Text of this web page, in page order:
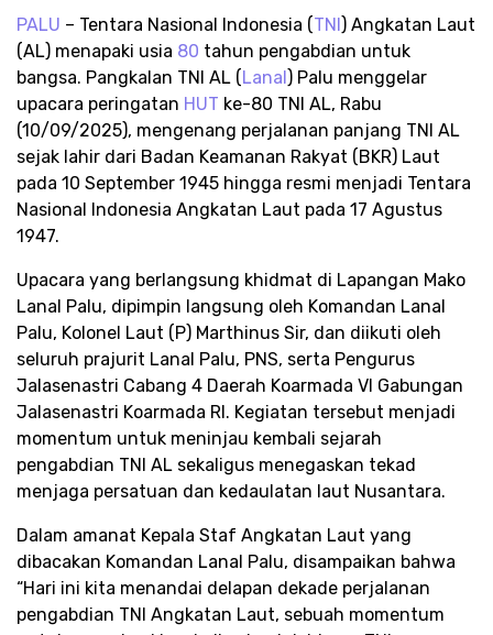
PALU – Tentara Nasional Indonesia (TNI ) Angkatan Laut
(AL) menapaki usia 80 tahun pengabdian untuk
bangsa. Pangkalan TNI AL ( Lanal ) Palu menggelar
upacara peringatan HUT ke-80 TNI AL, Rabu
(10/09/2025), mengenang perjalanan panjang TNI AL
sejak lahir dari Badan Keamanan Rakyat (BKR) Laut
pada 10 September 1945 hingga resmi menjadi Tentara
Nasional Indonesia Angkatan Laut pada 17 Agustus
1947.
Upacara yang berlangsung khidmat di Lapangan Mako
Lanal Palu, dipimpin langsung oleh Komandan Lanal
Palu, Kolonel Laut (P) Marthinus Sir, dan diikuti oleh
seluruh prajurit Lanal Palu, PNS, serta Pengurus
Jalasenastri Cabang 4 Daerah Koarmada VI Gabungan
Jalasenastri Koarmada RI. Kegiatan tersebut menjadi
momentum untuk meninjau kembali sejarah
pengabdian TNI AL sekaligus menegaskan tekad
menjaga persatuan dan kedaulatan laut Nusantara.
Dalam amanat Kepala Staf Angkatan Laut yang
dibacakan Komandan Lanal Palu, disampaikan bahwa
“Hari ini kita menandai delapan dekade perjalanan
pengabdian TNI Angkatan Laut, sebuah momentum